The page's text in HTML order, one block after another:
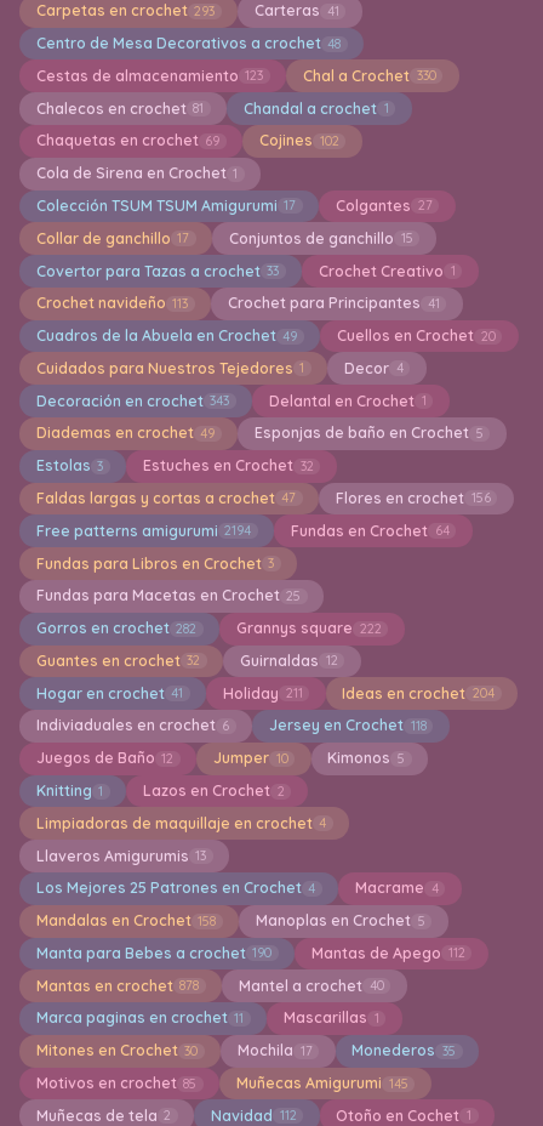
Carpetas en crochet 293 Carteras 41
Centro de Mesa Decorativos a crochet 48
Cestas de almacenamiento 123 Chal a Crochet 330
Chalecos en crochet 81 Chandal a crochet 1
Chaquetas en crochet 69 Cojines 102
Cola de Sirena en Crochet 1
Colección TSUM TSUM Amigurumi 17 Colgantes 27
Collar de ganchillo 17 Conjuntos de ganchillo 15
Covertor para Tazas a crochet 33 Crochet Creativo 1
Crochet navideño 113 Crochet para Principantes 41
Cuadros de la Abuela en Crochet 49 Cuellos en Crochet 20
Cuidados para Nuestros Tejedores 1 Decor 4
Decoración en crochet 343 Delantal en Crochet 1
Diademas en crochet 49 Esponjas de baño en Crochet 5
Estolas 3 Estuches en Crochet 32
Faldas largas y cortas a crochet 47 Flores en crochet 156
Free patterns amigurumi 2194 Fundas en Crochet 64
Fundas para Libros en Crochet 3
Fundas para Macetas en Crochet 25
Gorros en crochet 282 Grannys square 222
Guantes en crochet 32 Guirnaldas 12
Hogar en crochet 41 Holiday 211 Ideas en crochet 204
Indiviaduales en crochet 6 Jersey en Crochet 118
Juegos de Baño 12 Jumper 10 Kimonos 5
Knitting 1 Lazos en Crochet 2
Limpiadoras de maquillaje en crochet 4
Llaveros Amigurumis 13
Los Mejores 25 Patrones en Crochet 4 Macrame 4
Mandalas en Crochet 158 Manoplas en Crochet 5
Manta para Bebes a crochet 190 Mantas de Apego 112
Mantas en crochet 878 Mantel a crochet 40
Marca paginas en crochet 11 Mascarillas 1
Mitones en Crochet 30 Mochila 17 Monederos 35
Motivos en crochet 85 Muñecas Amigurumi 145
Muñecas de tela 2 Navidad 112 Otoño en Cochet 1